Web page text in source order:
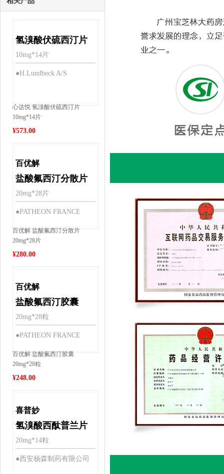
氢溴酸伏硫西汀片
10mg*14片
●H.Lundbeck A/S
心达悦 氢溴酸伏硫西汀片
10mg*14片
¥573.00
百优解
盐酸氟西汀分散片
20mg*28片
●PATHEON FRANCE
百优解 盐酸氟西汀分散片
20mg*28片
¥280.00
百优解
盐酸氟西汀胶囊
20mg*28粒
●PATHEON FRANCE
百优解 盐酸氟西汀胶囊
20mg*28粒
¥248.00
喜普妙
氢溴酸西酞普兰片
20mg*14粒
●西安杨森制药有限公司